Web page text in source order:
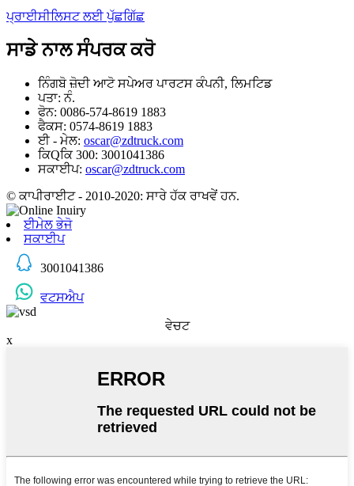
ਪ੍ਰਾਈਸੀਲਿਸਟ ਲਈ ਪੁੱਛਗਿੱਛ
ਸਾਡੇ ਨਾਲ ਸੰਪਰਕ ਕਰੋ
ਨਿੰਗਬੋ ਜ਼ੋਦੀ ਆਟੋ ਸਪੇਅਰ ਪਾਰਟਸ ਕੰਪਨੀ, ਲਿਮਟਿਡ
ਪਤਾ: ਨੰ.
ਫੋਨ: 0086-574-8619 1883
ਫੈਕਸ: 0574-8619 1883
ਈ - ਮੇਲ: oscar@zdtruck.com
ਕਿQਕਿ 300: 3001041386
ਸਕਾਈਪ: oscar@zdtruck.com
© ਕਾਪੀਰਾਈਟ - 2010-2020: ਸਾਰੇ ਹੱਕ ਰਾਖਵੇਂ ਹਨ.
ਈਮੇਲ ਭੇਜੋ
ਸਕਾਈਪ
3001041386
ਵਟਸਐਪ
ਵੇਚਟ
x